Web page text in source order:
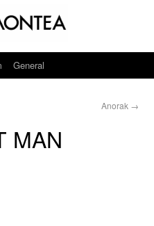
General
Anorak →
MAN